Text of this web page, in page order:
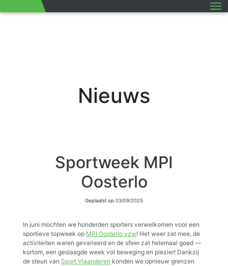
Nieuws
Sportweek MPI
Oosterlo
Geplaatst op 03/09/2025
In juni mochten we honderden sporters verwelkomen voor een
sportieve topweek op MPI Oosterlo vzw! Het weer zat mee, de
activiteiten waren gevarieerd en de sfeer zat helemaal goed —
kortom, een geslaagde week vol beweging en plezier! Dankzij
de steun van Sport Vlaanderen konden we opnieuw grenzen